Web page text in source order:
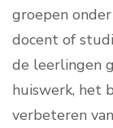
groepen
docent of
de leerlingen
huiswerk, het
verbeteren